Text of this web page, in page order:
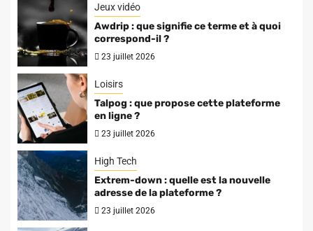
Jeux vidéo
Awdrip : que signifie ce terme et à quoi
correspond-il ?
23 juillet 2026
Loisirs
Talpog : que propose cette plateforme
en ligne ?
23 juillet 2026
High Tech
Extrem-down : quelle est la nouvelle
adresse de la plateforme ?
23 juillet 2026